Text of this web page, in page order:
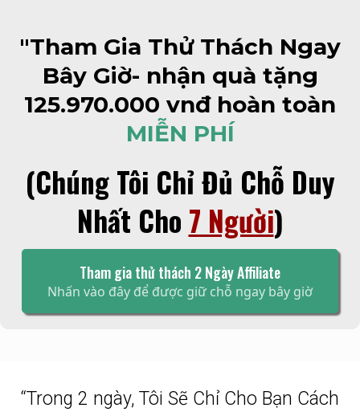
"Tham Gia Thử Thách Ngay
Bây Giờ- nhận quà tặng
125.970.000 vnđ hoàn toàn
MIỄN PHÍ
(Chúng Tôi Chỉ Đủ Chỗ Duy
Nhất Cho 7 Người)
Tham gia thử thách 2 Ngày Affiliate
Nhấn vào đây để được giữ chỗ ngay bây giờ
“Trong 2 ngày, Tôi Sẽ Chỉ Cho Bạn Cách